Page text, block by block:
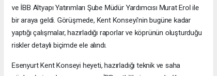
ve İBB Altyapı Yatırımları Şube Müdür Yardımcısı Murat Erol ile
bir araya geldi. Görüşmede, Kent Konseyi'nin bugüne kadar
yaptığı çalışmalar, hazırladığı raporlar ve köprünün oluşturduğu
riskler detaylı biçimde ele alındı.
Esenyurt Kent Konseyi heyeti, hazırladığı teknik ve saha